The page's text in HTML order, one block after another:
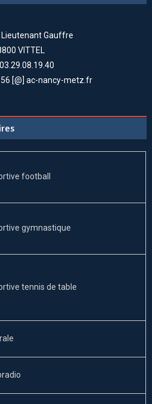
Lieutenant Gauffre
VITTEL
[@] ac-nancy-metz.fr
football
gymnastique
tennis de table